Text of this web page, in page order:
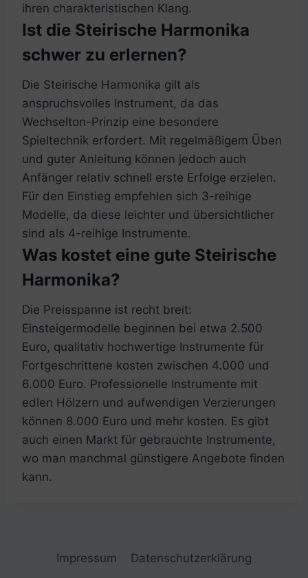
ihren charakteristischen Klang.
Ist die Steirische Harmonika
schwer zu erlernen?
Die Steirische Harmonika gilt als
anspruchsvolles Instrument, da das
Wechselton-Prinzip eine besondere
Spieltechnik erfordert. Mit regelmäßigem Üben
und guter Anleitung können jedoch auch
Anfänger relativ schnell erste Erfolge erzielen.
Für den Einstieg empfehlen sich 3-reihige
Modelle, da diese leichter und übersichtlicher
sind als 4-reihige Instrumente.
Was kostet eine gute Steirische
Harmonika?
Die Preisspanne ist recht breit:
Einsteigermodelle beginnen bei etwa 2.500
Euro, qualitativ hochwertige Instrumente für
Fortgeschrittene kosten zwischen 4.000 und
6.000 Euro. Professionelle Instrumente mit
edlen Hölzern und aufwendigen Verzierungen
können 8.000 Euro und mehr kosten. Es gibt
auch einen Markt für gebrauchte Instrumente,
wo man manchmal günstigere Angebote finden
kann.
Impressum
Datenschutzerklärung